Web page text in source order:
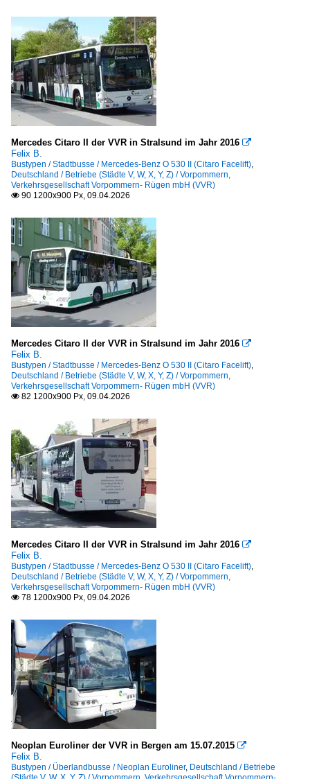
Mercedes Citaro II der VVR in Stralsund im Jahr 2016 
Felix B.
Bustypen / Stadtbusse / Mercedes-Benz O 530 II (Citaro Facelift),
Deutschland / Betriebe (Städte V, W, X, Y, Z) / Vorpommern,
Verkehrsgesellschaft Vorpommern- Rügen mbH (VVR)
 90 1200x900 Px, 09.04.2026
Mercedes Citaro II der VVR in Stralsund im Jahr 2016 
Felix B.
Bustypen / Stadtbusse / Mercedes-Benz O 530 II (Citaro Facelift),
Deutschland / Betriebe (Städte V, W, X, Y, Z) / Vorpommern,
Verkehrsgesellschaft Vorpommern- Rügen mbH (VVR)
 82 1200x900 Px, 09.04.2026
Mercedes Citaro II der VVR in Stralsund im Jahr 2016 
Felix B.
Bustypen / Stadtbusse / Mercedes-Benz O 530 II (Citaro Facelift),
Deutschland / Betriebe (Städte V, W, X, Y, Z) / Vorpommern,
Verkehrsgesellschaft Vorpommern- Rügen mbH (VVR)
 78 1200x900 Px, 09.04.2026
Neoplan Euroliner der VVR in Bergen am 15.07.2015 
Felix B.
Bustypen / Überlandbusse / Neoplan Euroliner, Deutschland / Betriebe